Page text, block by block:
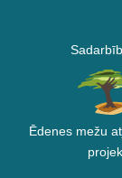
Ēdenes mežu